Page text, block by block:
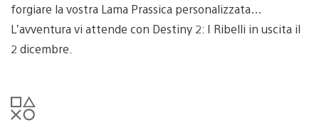
forgiare la vostra Lama Prassica personalizzata…
L’avventura vi attende con Destiny 2: I Ribelli in uscita il
2 dicembre.